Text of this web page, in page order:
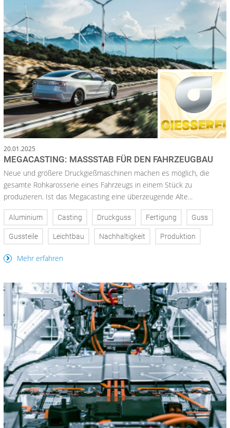
20.01.2025
MEGACASTING: MASSSTAB FÜR DEN FAHRZEUGBAU
Neue und größere Druckgießmaschinen machen es möglich, die
gesamte Rohkarosserie eines Fahrzeugs in einem Stück zu
produzieren. Ist das Megacasting eine überzeugende Alte...
Aluminium Casting Druckguss Fertigung Guss
Gussteile Leichtbau Nachhaltigkeit Produktion
Mehr erfahren